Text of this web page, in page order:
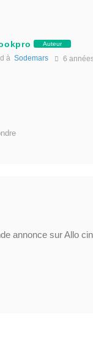
Auteur
à Sodemars 6
annonce sur Allo